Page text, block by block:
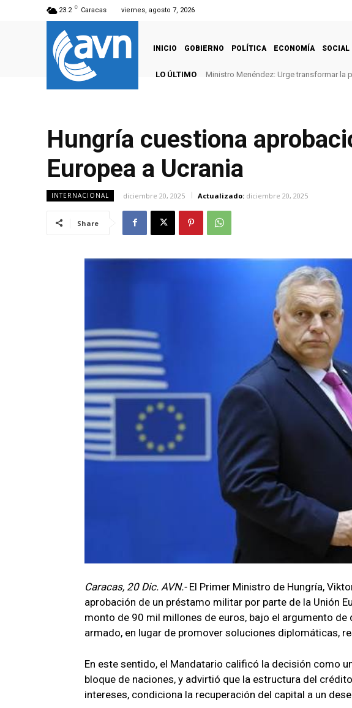
23.2 C Caracas viernes, agosto 7, 2026
INICIO GOBIERNO POLÍTICA ECONOMÍA SOCIAL
LO ÚLTIMO Ministro Menéndez: Urge transformar
Hungría cuestiona
Europea a Ucrania
INTERNACIONAL diciembre 20, 2025 Actualizado: diciembre 20, 2025
Share
Caracas, 20 Dic. AVN.- El Primer Ministro de Hungría,
aprobación de un préstamo militar por parte de la Unión
monto de 90 mil millones de euros, bajo el argumento
armado, en lugar de promover soluciones diplomáticas,
​En este sentido, el Mandatario calificó la decisión como
bloque de naciones, y advirtió que la estructura del
intereses, condiciona la recuperación del capital a un